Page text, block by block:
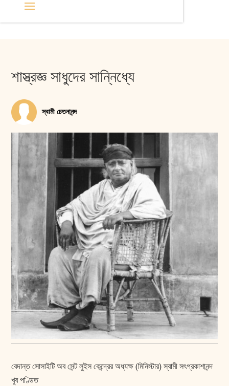
শাস্ত্রজ্ঞ সাধুদের সান্নিধ্যে
স্বামী চেতনানন্দ
বেদান্ত সোসাইটি অব সেন্ট লুইস কেন্দ্রের অধ্যক্ষ (মিনিস্টার) স্বামী সৎপ্রকাশানন্দ
খুব পণ্ডিত